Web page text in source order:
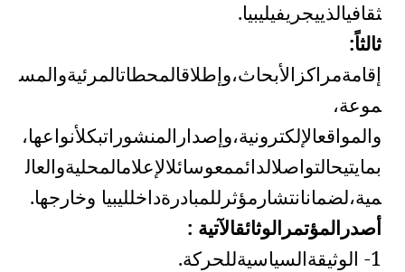
ثقافيالذييجريفيليبيا.
ثالثاً:
إقامةمراكز الأبحاث،وإطلاقالمحطاتالمرئيةوالمس
موعة،
والمواقعالإلكترونية،وإصدار المنشوراتبكلأنواعها،
بمايتيحالتواصلالدائممعوسائلالإعلامالمحليةوالعال
مية،لضمانانتشار مؤثر للمبادرةداخلليبيا وخارجها.
أصدر المؤتمر الوثائقالآتية :
1- الوثيقةالسياسيةللحركة.